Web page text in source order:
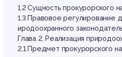
1.2 Сущность прокурорского
1.3 Правовое регулирование
иродоохранного
Глава 2. Реализация
2.1 Предмет прокурорского